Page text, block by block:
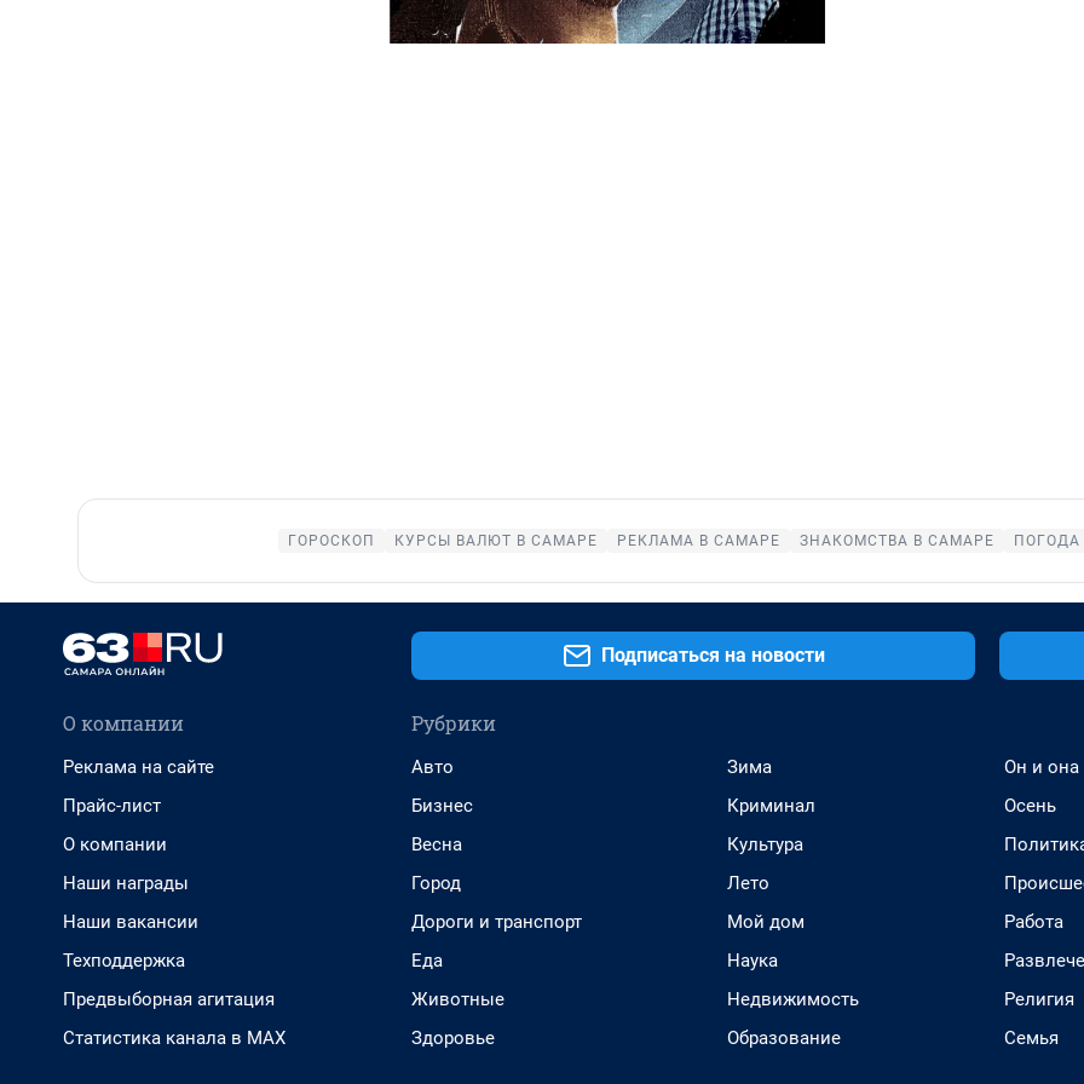
ГОРОСКОП КУРСЫ ВАЛЮТ В САМАРЕ РЕКЛАМА В САМАРЕ ЗНАКОМСТВА В САМАРЕ ПОГОДА
Подписаться на новости
О компании
Реклама на сайте
Прайс-лист
О компании
Наши награды
Наши вакансии
Техподдержка
Предвыборная агитация
Статистика канала в MAX
Рубрики
Авто
Бизнес
Весна
Город
Дороги и транспорт
Еда
Животные
Здоровье
Зима
Криминал
Культура
Лето
Мой дом
Наука
Недвижимость
Образование
Он и она
Осень
Работа
Религия
Семья